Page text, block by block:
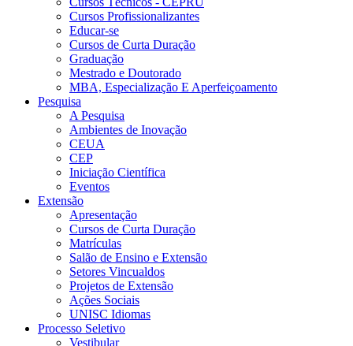
Cursos Profissionalizantes
Educar-se
Cursos de Curta Duração
Graduação
Mestrado e Doutorado
MBA, Especialização E Aperfeiçoamento
Pesquisa
A Pesquisa
Ambientes de Inovação
CEUA
CEP
Iniciação Científica
Eventos
Extensão
Apresentação
Cursos de Curta Duração
Matrículas
Salão de Ensino e Extensão
Setores Vincualdos
Projetos de Extensão
Ações Sociais
UNISC Idiomas
Processo Seletivo
Vestibular